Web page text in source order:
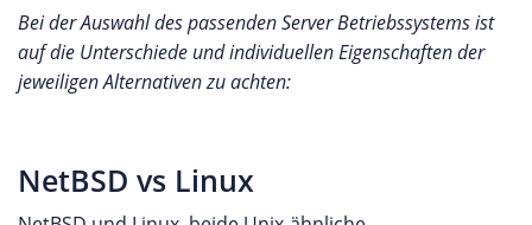
Bei der Auswahl des passenden Server Betriebssystems ist
auf die Unterschiede und individuellen Eigenschaften der
jeweiligen Alternativen zu achten:
NetBSD vs Linux